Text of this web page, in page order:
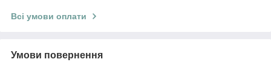
Всі умови оплати
Умови повернення